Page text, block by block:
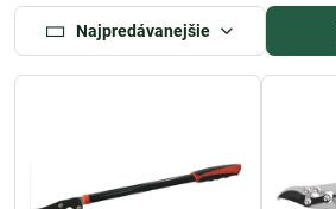
vetvy bez zbytočnej námahy.
Pokiaľ teda potrebujete prestrihať strom
nožnice skvelým riešením. V našej
investíciu do vašej záhrady.
Najpredávanejšie